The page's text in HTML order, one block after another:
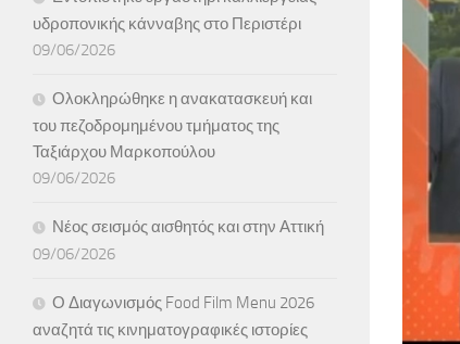
υδροπονικής κάνναβης στο Περιστέρι
09/06/2026
Ολοκληρώθηκε η ανακατασκευή και
του πεζοδρομημένου τμήματος της
Ταξιάρχου Μαρκοπούλου
09/06/2026
Νέος σεισμός αισθητός και στην Αττική
09/06/2026
Ο Διαγωνισμός Food Film Menu 2026
αναζητά τις κινηματογραφικές ιστορίες